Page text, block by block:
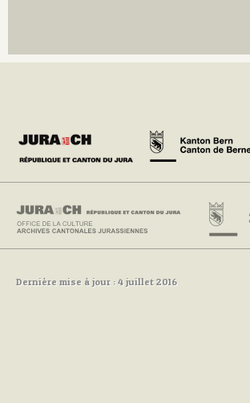
Dernière mise à jour : 4 juillet 2016